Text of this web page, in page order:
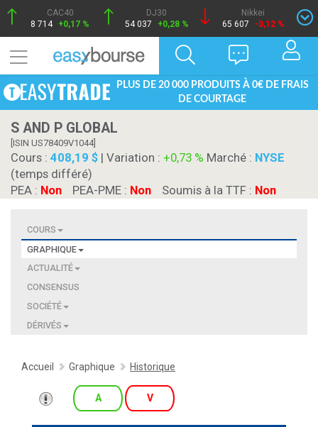
CAC40
8 714 +0,17 %
DJ30
54 037
+0,28 %
Nikkei
65 607
-0,12 %
PLUS DE 20 000 PRODUITS À 0€ DE FRAIS
DE COURTAGE
S AND P GLOBAL
[ISIN US78409V1044]
Cours : 408,19 $ | Variation : +0,73 % Marché : NYSE
(temps différé)
PEA : Non PEA-PME : Non Soumis à la TTF : Non
COURS
GRAPHIQUE
ACTUALITÉ
CONSENSUS
SOCIÉTÉ
DÉRIVÉS
Accueil Graphique Historique
A V